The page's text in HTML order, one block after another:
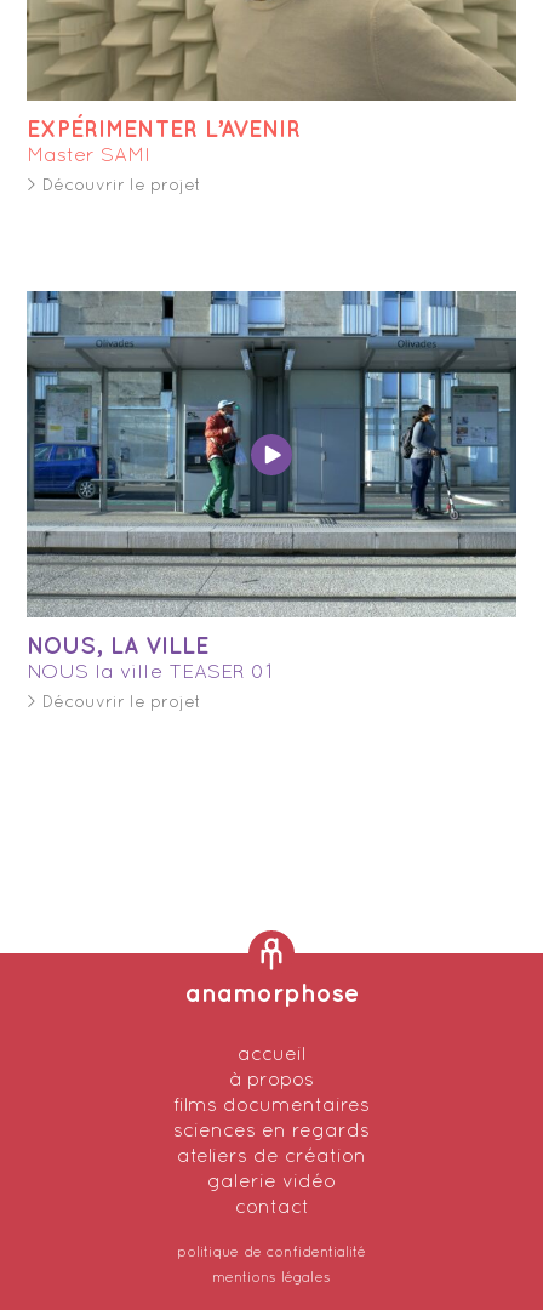
EXPÉRIMENTER L’AVENIR
Master SAMI
> Découvrir le projet
NOUS, LA VILLE
NOUS la ville TEASER 01
> Découvrir le projet
anamorphose
accueil
à propos
films documentaires
sciences en regards
ateliers de création
galerie vidéo
contact
politique de confidentialité
mentions légales